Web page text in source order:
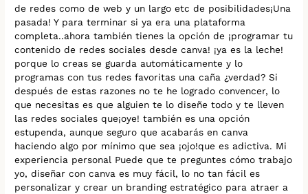
de redes como de web y un largo etc de posibilidades¡Una
pasada! Y para terminar si ya era una plataforma
completa..ahora también tienes la opción de ¡programar tu
contenido de redes sociales desde canva! ¡ya es la leche!
porque lo creas se guarda automáticamente y lo
programas con tus redes favoritas una caña ¿verdad? Si
después de estas razones no te he logrado convencer, lo
que necesitas es que alguien te lo diseñe todo y te lleven
las redes sociales que¡oye! también es una opción
estupenda, aunque seguro que acabarás en canva
haciendo algo por mínimo que sea ¡ojo!que es adictiva. Mi
experiencia personal Puede que te preguntes cómo trabajo
yo, diseñar con canva es muy fácil, lo no tan fácil es
personalizar y crear un branding estratégico para atraer a